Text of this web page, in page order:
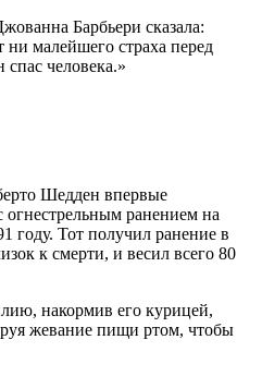
Барбьери сказала:
малейшего страха перед
человека.»
Шедден впервые
ранением на
году. Тот получил ранение в
к смерти, и весил всего 80
накормив его курицей,
жевание пищи ртом, чтобы